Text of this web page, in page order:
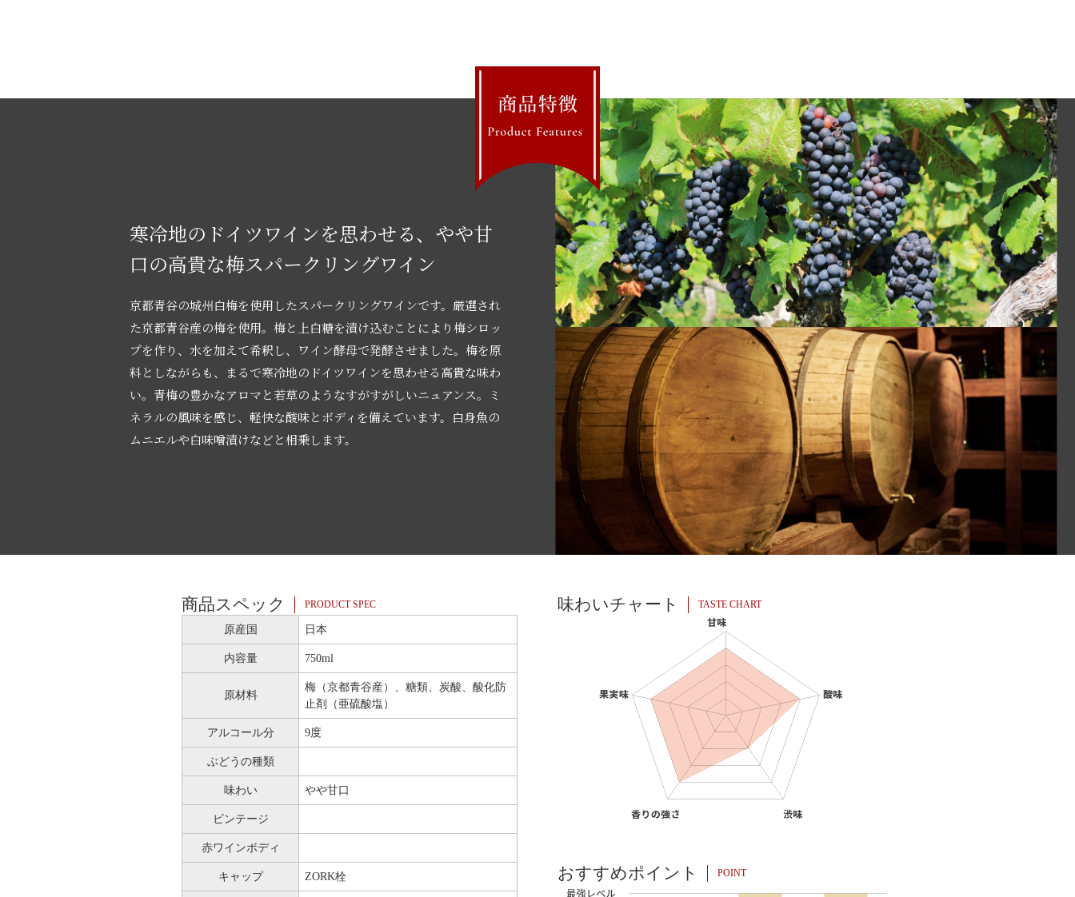
寒冷地のドイツワインを思わせる、やや甘
口の高貴な梅スパークリングワイン
京都青谷の城州白梅を使用したスパークリングワインです。厳選され
た京都青谷産の梅を使用。梅と上白糖を漬け込むことにより梅シロッ
プを作り、水を加えて希釈し、ワイン酵母で発酵させました。梅を原
料としながらも、まるで寒冷地のドイツワインを思わせる高貴な味わ
い。青梅の豊かなアロマと若草のようなすがすがしいニュアンス。ミ
ネラルの風味を感じ、軽快な酸味とボディを備えています。白身魚の
ムニエルや白味噌漬けなどと相乗します。
商品スペック PRODUCT SPEC
原産国 日本
内容量 750ml
原材料
梅（京都青谷産）、糖類、炭酸、酸化防
止剤（亜硫酸塩）
アルコール分 9度
ぶどうの種類
味わい やや甘口
ビンテージ
赤ワインボディ
キャップ ZORK栓
味わいチャート TASTE CHART
おすすめポイント POINT